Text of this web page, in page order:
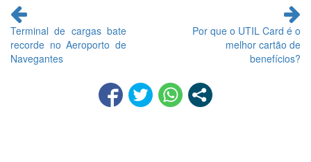
Continue
lendo
Terminal de cargas bate
recorde no Aeroporto de
Navegantes
Por que o UTIL Card é o
melhor cartão de
benefícios?